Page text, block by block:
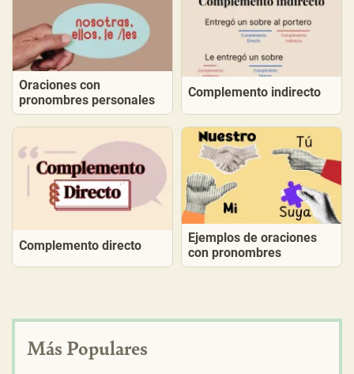
Oraciones con
pronombres personales
Complemento indirecto
Complemento directo
Ejemplos de oraciones
con pronombres
Más Populares